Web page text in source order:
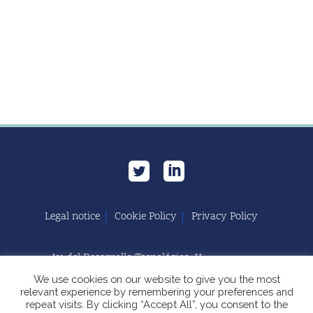
Legal notice Cookie Policy Privacy Policy
Av. del Desarrollo Tecnológico, 11
11591 Jerez de la Frontera, Cádiz | España
We use cookies on our website to give you the most
relevant experience by remembering your preferences and
repeat visits. By clicking “Accept All”, you consent to the